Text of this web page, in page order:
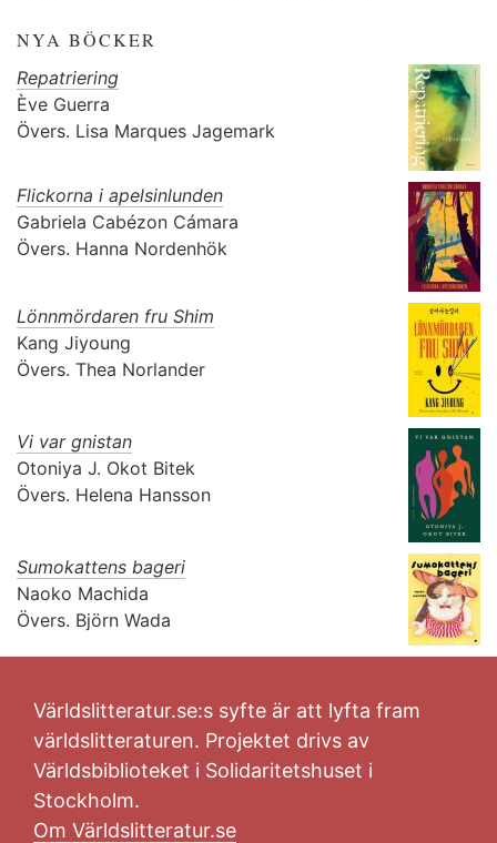
NYA BÖCKER
Repatriering
Ève Guerra
Övers. Lisa Marques Jagemark
Flickorna i apelsinlunden
Gabriela Cabézon Cámara
Övers. Hanna Nordenhök
Lönnmördaren fru Shim
Kang Jiyoung
Övers. Thea Norlander
Vi var gnistan
Otoniya J. Okot Bitek
Övers. Helena Hansson
Sumokattens bageri
Naoko Machida
Övers. Björn Wada
Världslitteratur.se:s syfte är att lyfta fram
världslitteraturen. Projektet drivs av
Världsbiblioteket i Solidaritetshuset i
Stockholm.
Om Världslitteratur.se